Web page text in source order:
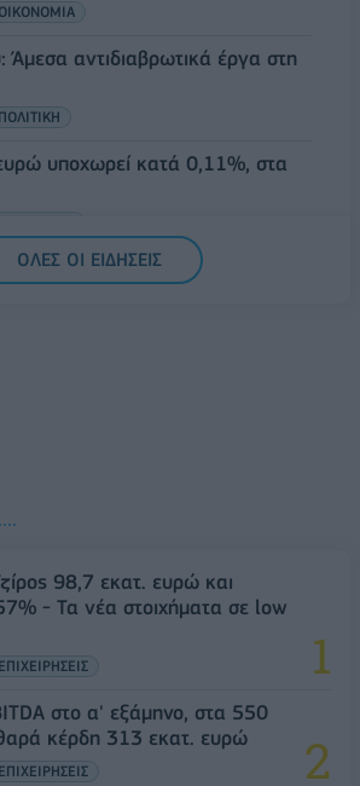
ΟΙΚΟΝΟΜΙΑ
αντιδιαβρωτικά έργα στη
ΠΟΛΙΤΙΚΗ
υποχωρεί κατά 0,11%, στα
ΟΛΕΣ ΟΙ ΕΙΔΗΣΕΙΣ
98,7 εκατ. ευρώ και
- Τα νέα στοιχήματα σε low
ΕΠΙΧΕΙΡΗΣΕΙΣ
στο α' εξάμηνο, στα 550
κέρδη 313 εκατ. ευρώ
ΕΠΙΧΕΙΡΗΣΕΙΣ